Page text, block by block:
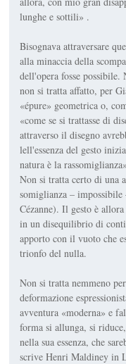
lunghe e sottili» .
Bisognava attraversare
alla minaccia della
dell'opera fosse
non si tratta affatto, per
«épure» geometrica o,
«come se si trattasse di
attraverso il disegno
lell'essenza del gesto
natura è la
Non si tratta certo di una
somiglianza –
Cézanne). Il gesto è
in un disequilibrio di
apporto con il vuoto che
trionfo del nulla.
Non si tratta nemmeno
deformazione
avventura «moderna» e
forma si allunga, si
nella sua essenza, che
scrive Henri Maldiney in